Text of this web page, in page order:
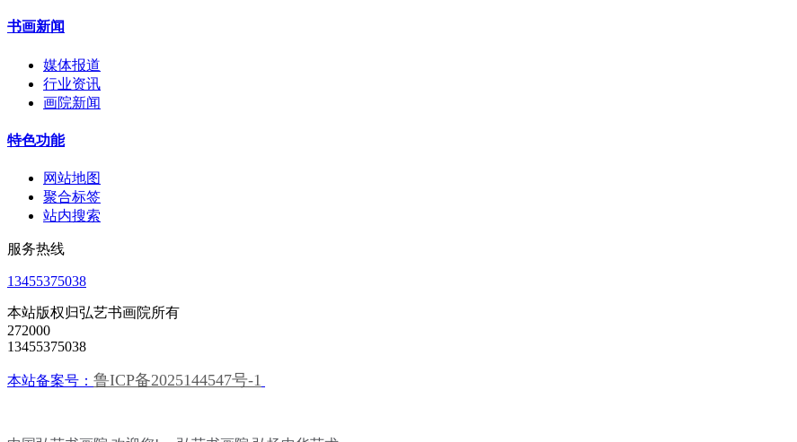
书画新闻
媒体报道
行业资讯
画院新闻
特色功能
网站地图
聚合标签
站内搜索
服务热线
13455375038
本站版权归弘艺书画院所有
272000
13455375038
本站备案号： 鲁ICP备2025144547号-1